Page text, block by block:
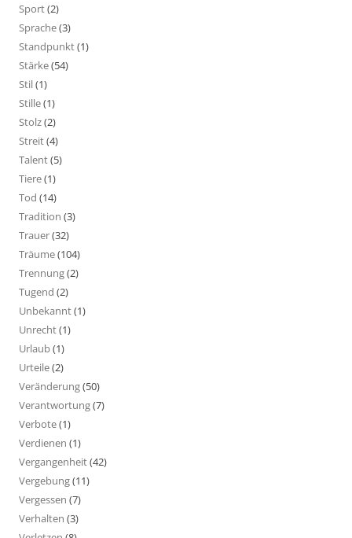
Sport(2)
Sprache(3)
Standpunkt(1)
Stärke(54)
Stil(1)
Stille(1)
Stolz(2)
Streit(4)
Talent(5)
Tiere(1)
Tod (14)
Tradition (3)
Trauer(32)
Träume(104)
Trennung(2)
Tugend (2)
Unbekannt(1)
Unrecht(1)
Urlaub(1)
Urteile(2)
Veränderung(50)
Verantwortung(7)
Verbote(1)
Verdienen (1)
Vergangenheit(42)
Vergebung(11)
Vergessen (7)
Verhalten (3)